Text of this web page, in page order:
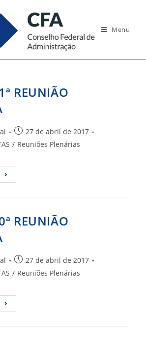
Menu
REUNIÃO
Post
publicado:
27 de abril de 2017
/ Reuniões Plenárias
ATA
DA
REUNIÃO
Post
publicado:
27 de abril de 2017
/ Reuniões Plenárias
ATA
DA